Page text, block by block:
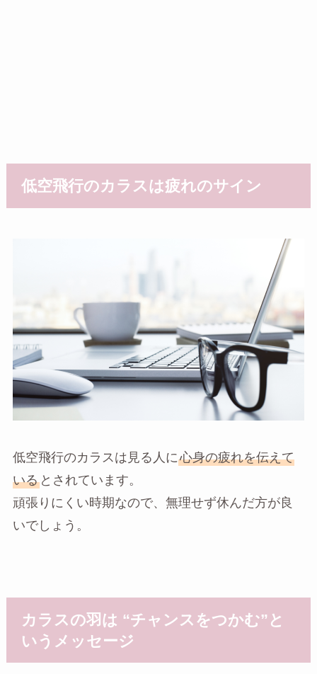
低空飛行のカラスは疲れのサイン
低空飛行のカラスは見る人に心身の疲れを伝えて
いるとされています。
頑張りにくい時期なので、無理せず休んだ方が良
いでしょう。
カラスの羽は “チャンスをつかむ”と
いうメッセージ